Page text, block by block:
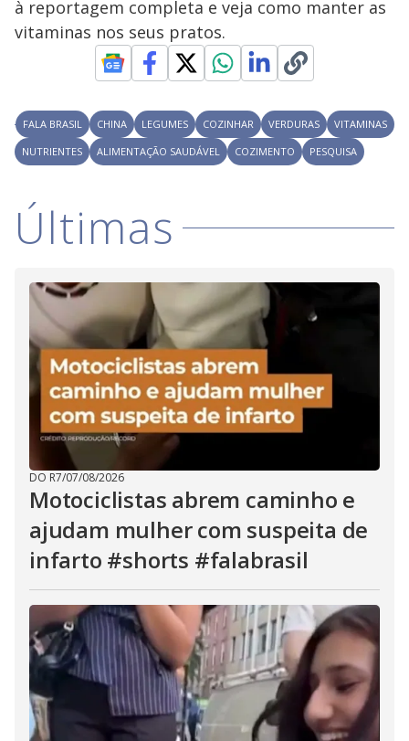
y
V
i
d
e
o
à reportagem completa e veja como manter as
vitaminas nos seus pratos.
FALA BRASIL CHINA LEGUMES COZINHAR VERDURAS
VITAMINAS
NUTRIENTES
ALIMENTAÇÃO SAUDÁVEL COZIMENTO PESQUISA
Últimas
DO R7/07/08/2026
Motociclistas abrem caminho e
ajudam mulher com suspeita de
infarto #shorts #falabrasil